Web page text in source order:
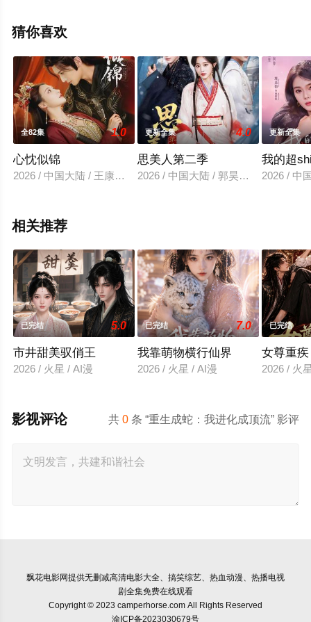
前免费观看，更多剧情信息可移步至豆瓣电视剧、电视猫
猜你喜欢
全82集 1.0
心忱似锦
2026 / 中国大陆 / 王康＆言欢
更新全集 4.0
思美人第二季
2026 / 中国大陆 / 郭昊钧＆田雨晴
更新全集
我的超
2026 / 中
相关推荐
已完结 5.0
市井甜美驭俏王
2026 / 火星 / AI漫
已完结 7.0
我靠萌物横行仙界
2026 / 火星 / AI漫
已完结
女尊重
2026 / 火
共0 条 “重生成蛇：我进化成顶流” 影评
影视评论
飘花电影网提供无删减高清电影大全、搞笑综艺、热血动漫、热播电视
剧全集免费在线观看
Copyright © 2023 camperhorse.com All Rights Reserved
渝ICP备2023030679号